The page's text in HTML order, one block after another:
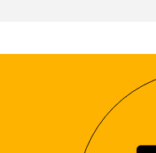
می‌توانید شدت نور یا رنگ نور
شارژی به شما این امکان را می‌دهد تا
در هر مکان بدون نیاز به برق
مستقیم، از روشنایی دلنشین آن لذت
ببرید.